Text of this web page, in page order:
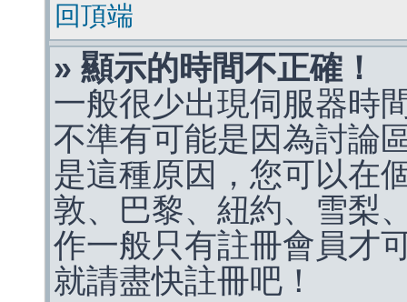
回頂端
» 顯示的時間不正確！
一般很少出現伺服器時
不準有可能是因為討論
是這種原因，您可以在
敦、巴黎、紐約、雪梨
作一般只有註冊會員才
就請盡快註冊吧！